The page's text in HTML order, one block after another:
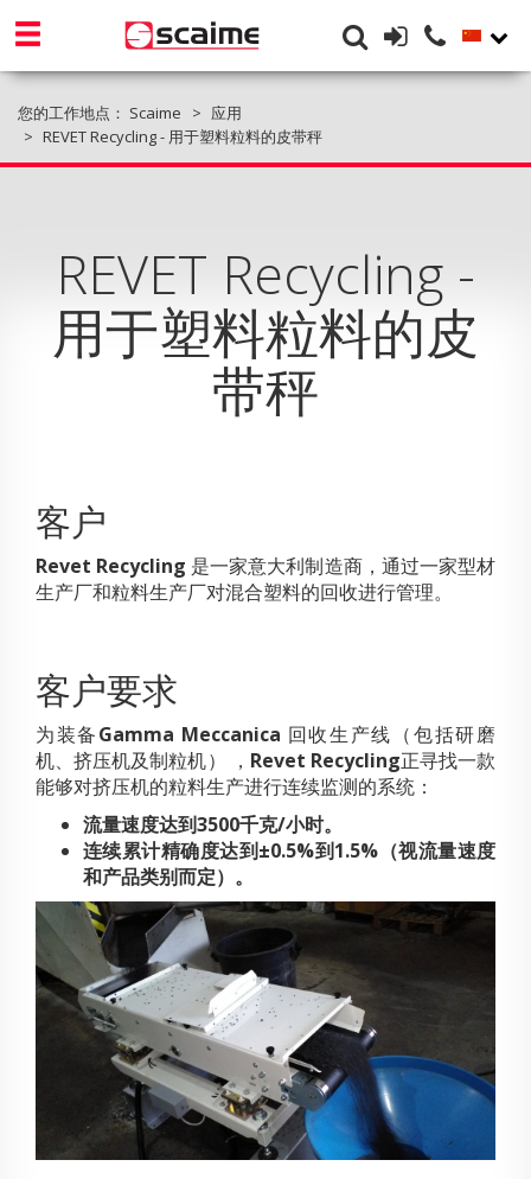
您的工作地点： Scaime
应用
REVET Recycling - 用于塑料粒料的皮带秤
REVET Recycling -
用于塑料粒料的皮
带秤
客户
Revet Recycling 是一家意大利制造商，通过一家型材
生产厂和粒料生产厂对混合塑料的回收进行管理。
客户要求
为装备Gamma Meccanica 回收生产线（包括研磨
机、挤压机及制粒机） ， Revet Recycling正寻找一款
能够对挤压机的粒料生产进行连续监测的系统：
流量速度达到3500千克/小时。
连续累计精确度达到±0.5%到1.5%（视流量速度
和产品类别而定）。